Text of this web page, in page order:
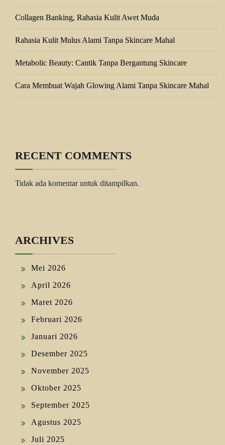
Collagen Banking, Rahasia Kulit Awet Muda
Rahasia Kulit Mulus Alami Tanpa Skincare Mahal
Metabolic Beauty: Cantik Tanpa Bergantung Skincare
Cara Membuat Wajah Glowing Alami Tanpa Skincare Mahal
RECENT COMMENTS
Tidak ada komentar untuk ditampilkan.
ARCHIVES
Mei 2026
April 2026
Maret 2026
Februari 2026
Januari 2026
Desember 2025
November 2025
Oktober 2025
September 2025
Agustus 2025
Juli 2025